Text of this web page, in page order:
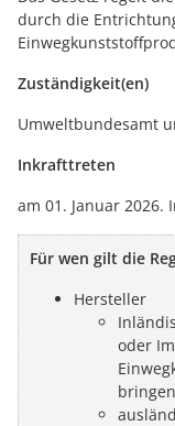
durch die
Zuständigkeit(en)
Umweltbundesamt
Inkrafttreten
am 01. Januar 2026.
Für wen gilt die
Hersteller
oder